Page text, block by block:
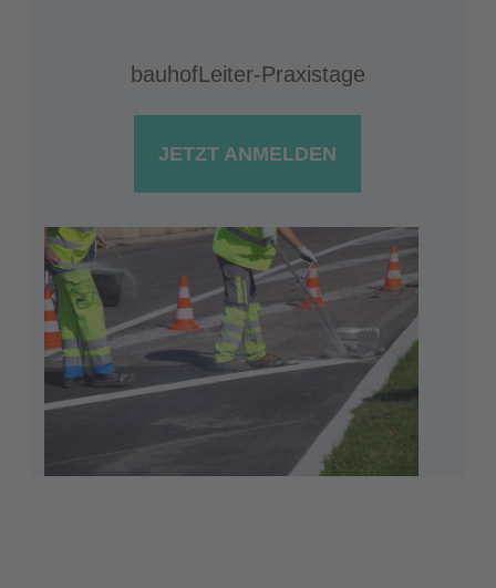
bauhofLeiter-Praxistage
JETZT ANMELDEN